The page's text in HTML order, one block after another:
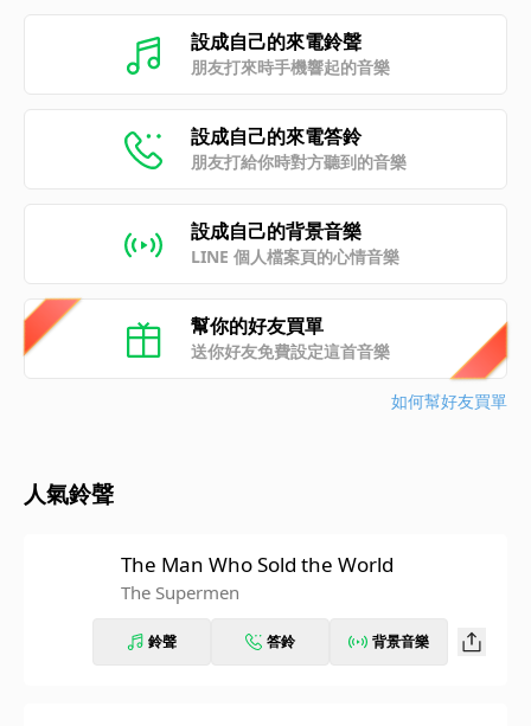
設成自己的來電鈴聲
朋友打來時手機響起的音樂
設成自己的來電答鈴
朋友打給你時對方聽到的音樂
設成自己的背景音樂
LINE 個人檔案頁的心情音樂
幫你的好友買單
送你好友免費設定這首音樂
如何幫好友買單
人氣鈴聲
The Man Who Sold the World
The Supermen
鈴聲 答鈴 背景音樂